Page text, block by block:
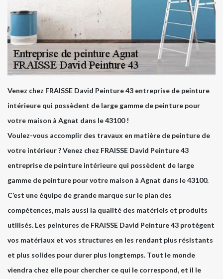
Venez chez FRAISSE David Peinture 43 entreprise de peinture
intérieure qui possèdent de large gamme de peinture pour
votre maison à Agnat dans le 43100 !
Voulez-vous accomplir des travaux en matière de peinture de
votre intérieur ? Venez chez FRAISSE David Peinture 43
entreprise de peinture intérieure qui possèdent de large
gamme de peinture pour votre maison à Agnat dans le 43100.
C’est une équipe de grande marque sur le plan des
compétences, mais aussi la qualité des matériels et produits
utilisés. Les peintures de FRAISSE David Peinture 43 protègent
vos matériaux et vos structures en les rendant plus résistants
et plus solides pour durer plus longtemps. Tout le monde
viendra chez elle pour chercher ce qui le correspond, et il le